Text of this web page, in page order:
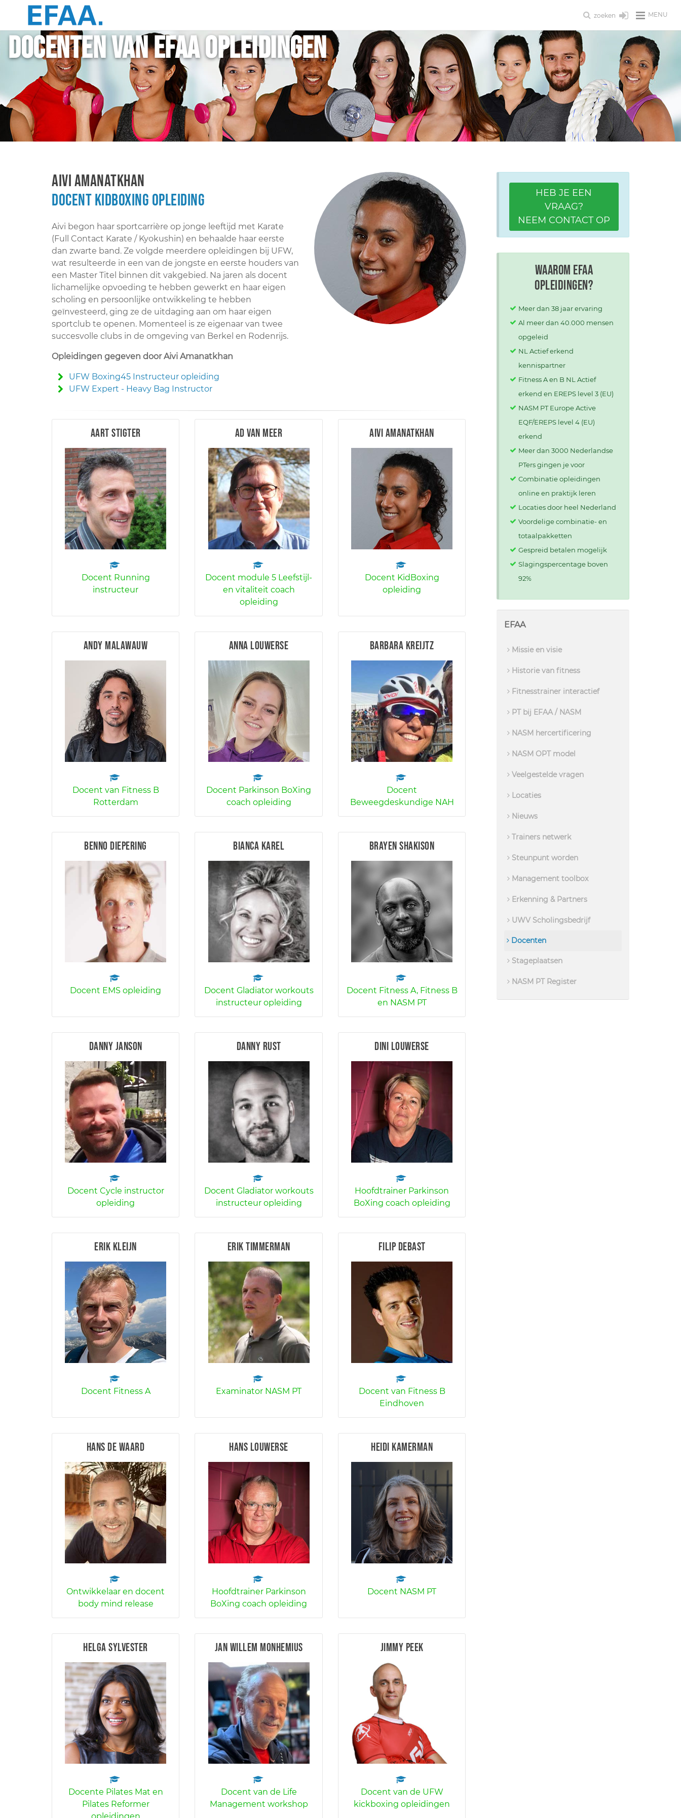
MENU
zoeken
Docenten van EFAA Opleidingen
Aivi Amanatkhan
Docent KidBoxing opleiding
Aivi begon haar sportcarrière op jonge leeftijd met Karate
(Full Contact Karate / Kyokushin) en behaalde haar eerste
dan zwarte band. Ze volgde meerdere opleidingen bij UFW,
wat resulteerde in een van de jongste en eerste houders van
een Master Titel binnen dit vakgebied. Na jaren als docent
lichamelijke opvoeding te hebben gewerkt en haar eigen
scholing en persoonlijke ontwikkeling te hebben
geïnvesteerd, ging ze de uitdaging aan om haar eigen
sportclub te openen. Momenteel is ze eigenaar van twee
succesvolle clubs in de omgeving van Berkel en Rodenrijs.
Opleidingen gegeven door Aivi Amanatkhan
UFW Boxing45 Instructeur opleiding
UFW Expert - Heavy Bag Instructor
Aart Stigter
Docent Running
instructeur
Ad van Meer
Docent module 5 Leefstijl-
en vitaliteit coach
opleiding
Aivi Amanatkhan
Docent KidBoxing
opleiding
Andy Malawauw
Docent van Fitness B
Rotterdam
Anna Louwerse
Docent Parkinson BoXing
coach opleiding
Barbara Kreijtz
Docent
Beweegdeskundige NAH
Benno Diepering
Docent EMS opleiding
Bianca Karel
Docent Gladiator workouts
instructeur opleiding
Brayen Shakison
Docent Fitness A, Fitness B
en NASM PT
Danny Janson
Docent Cycle instructor
opleiding
Danny Rust
Docent Gladiator workouts
instructeur opleiding
Dini Louwerse
Hoofdtrainer Parkinson
BoXing coach opleiding
Erik Kleijn
Docent Fitness A
Erik Timmerman
Examinator NASM PT
Filip Debast
Docent van Fitness B
Eindhoven
Hans de Waard
Ontwikkelaar en docent
body mind release
Hans Louwerse
Hoofdtrainer Parkinson
BoXing coach opleiding
Heidi Kamerman
Docent NASM PT
Helga Sylvester
Docente Pilates Mat en
Pilates Reformer
Jan Willem Monhemius
Docent van de Life
Management workshop
Jimmy Peek
Docent van de UFW
kickboxing opleidingen
HEB JE EEN
VRAAG?
NEEM CONTACT OP
Waarom EFAA
opleidingen?
Meer dan 38 jaar ervaring
Al meer dan 40.000 mensen
opgeleid
NL Actief erkend
kennispartner
Fitness A en B NL Actief
erkend en EREPS level 3 (EU)
NASM PT Europe Active
EQF/EREPS level 4 (EU)
erkend
Meer dan 3000 Nederlandse
PTers gingen je voor
Combinatie opleidingen
online en praktijk leren
Locaties door heel Nederland
Voordelige combinatie- en
totaalpakketten
Gespreid betalen mogelijk
Slagingspercentage boven
92%
EFAA
Missie en visie
Historie van fitness
Fitnesstrainer interactief
PT bij EFAA / NASM
NASM hercertificering
NASM OPT model
Veelgestelde vragen
Locaties
Nieuws
Trainers netwerk
Steunpunt worden
Management toolbox
Erkenning & Partners
UWV Scholingsbedrijf
Docenten
Stageplaatsen
NASM PT Register